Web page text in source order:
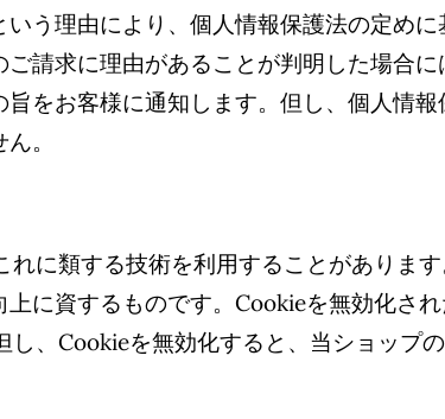
う理由により、個人情報保護法の定め
請求に理由があることが判明した場合
をお客様に通知します。但し、個人情
。
に類する技術を利用することがありま
に資するものです。Cookieを無効化さ
、Cookieを無効化すると、当ショップ